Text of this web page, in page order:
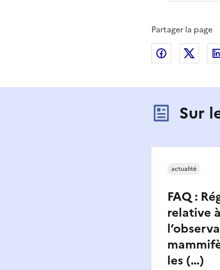
Partager la page
Partager sur
Sur
FAQ :
relative
les (…)
actualité